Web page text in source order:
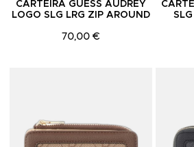
CARTEIRA GUESS AUDREY
LOGO SLG LRG ZIP AROUND
70,00 €